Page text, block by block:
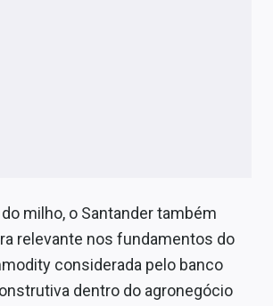
milho, o Santander também
relevante nos fundamentos do
considerada pelo banco
dentro do agronegócio